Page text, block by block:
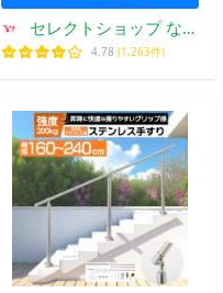
セレクトショップ なん
くるYahoo!店
4.78 (1,263件)